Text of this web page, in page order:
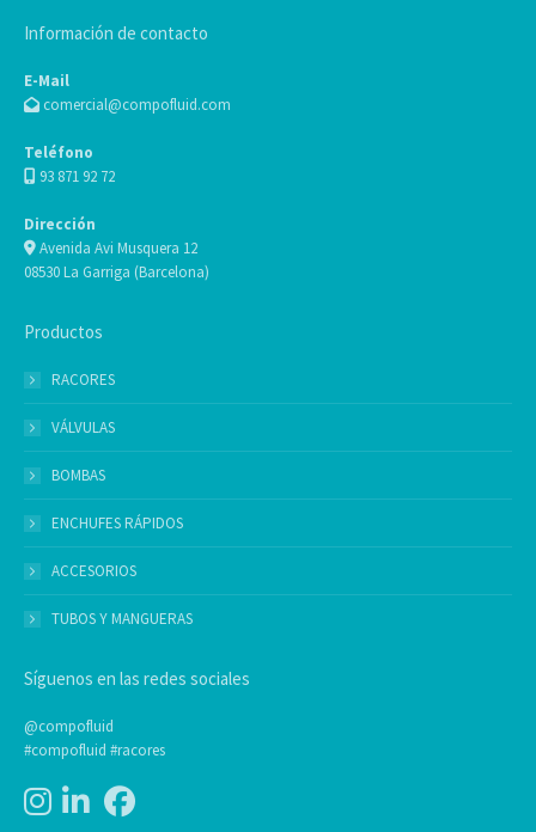
Información de contacto
E-Mail
comercial@compofluid.com
Teléfono
93 871 92 72
Dirección
Avenida Avi Musquera 12
08530 La Garriga (Barcelona)
Productos
RACORES
VÁLVULAS
BOMBAS
ENCHUFES RÁPIDOS
ACCESORIOS
TUBOS Y MANGUERAS
Síguenos en las redes sociales
@compofluid
#compofluid #racores